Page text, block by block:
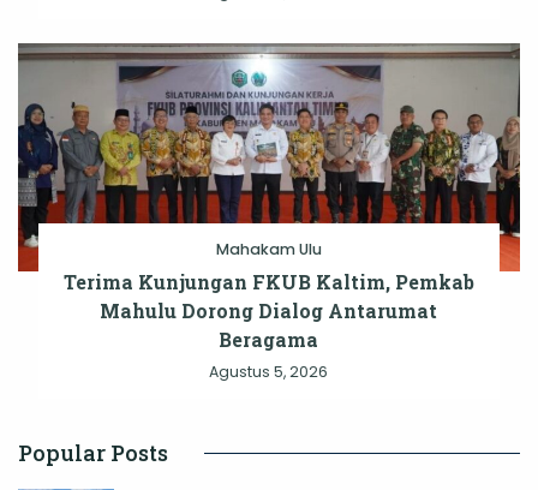
Mahakam Ulu
Terima Kunjungan FKUB Kaltim, Pemkab
Mahulu Dorong Dialog Antarumat
Beragama
Agustus 5, 2026
Popular Posts